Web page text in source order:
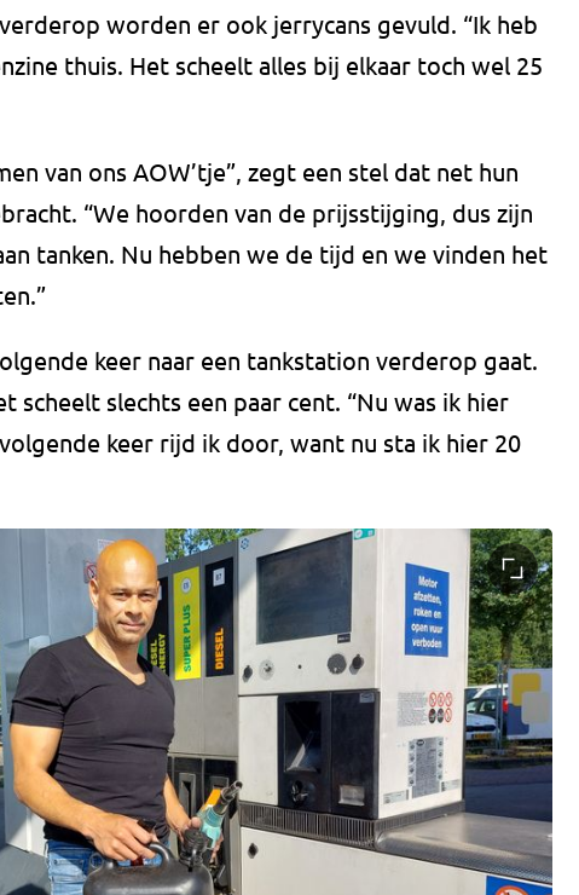
worden er ook jerrycans gevuld. “Ik heb
thuis. Het scheelt alles bij elkaar toch wel 25
van ons AOW’tje”, zegt een stel dat net hun
“We hoorden van de prijsstijging, dus zijn
tanken. Nu hebben we de tijd en we vinden het
keer naar een tankstation verderop gaat.
scheelt slechts een paar cent. “Nu was ik hier
keer rijd ik door, want nu sta ik hier 20